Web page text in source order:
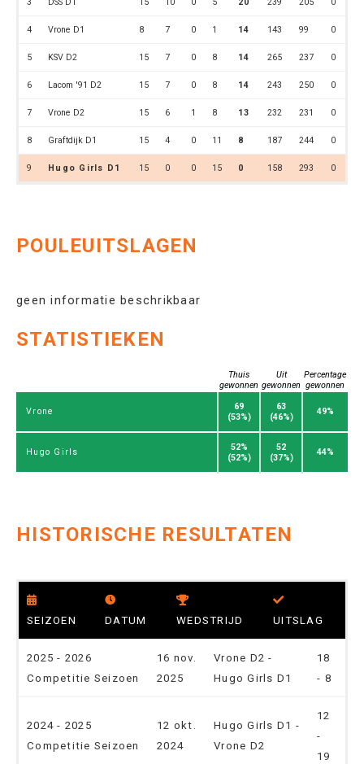
4 Vrone D1 8 7 0 1 14 143 99 0
5 KSV D2 15 7 0 8 14 265 237 0
6 Lacom '91 D2 15 7 0 8 14 243 250 0
7 Vrone D2 15 6 1 8 13 232 231 0
8 Graftdijk D1 15 4 0 11 8 187 244 0
9 Hugo Girls D1 15 0 0 15 0 158 293 0
POULEUITSLAGEN
geen informatie beschrikbaar
STATISTIEKEN
Thuis
gewonnen
Uit
gewonnen
Percentage
gewonnen
Vrone
69
(53%)
63
(46%)
49%
Hugo Girls
52%
(52%)
52
(37%)
44%
HISTORISCHE RESULTATEN
SEIZOEN DATUM WEDSTRIJD UITSLAG
2025 - 2026
Competitie Seizoen
16 nov.
2025
Vrone D2 -
Hugo Girls D1
18
- 8
2024 - 2025
Competitie Seizoen
12 okt.
2024
Hugo Girls D1 -
Vrone D2
12
-
19